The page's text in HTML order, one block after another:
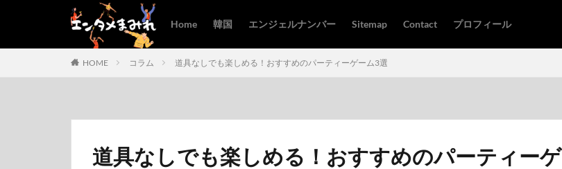
Home 韓国 エンジェルナンバー Sitemap Contact プロフィール
HOME コラム 道具なしでも楽しめる！おすすめのパーティーゲーム3選
道具なしでも楽しめる！おすすめのパーティーゲ